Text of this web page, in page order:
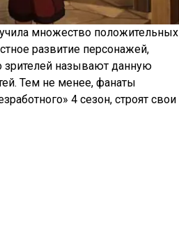
множество положительных
развитие персонажей,
зрителей называют данную
Тем не менее, фанаты
4 сезон, строят свои